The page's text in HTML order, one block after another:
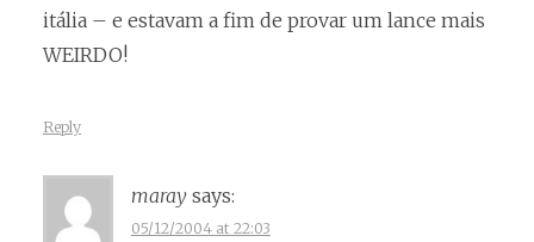
itália – e estavam a fim de provar um lance mais
WEIRDO!
Reply
maray says:
05/12/2004 at 22:03